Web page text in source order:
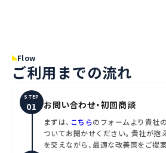
Flow
ご利用までの流れ
STEP
お問い合わせ・初回商談
まずは、 こちらのフォームより貴社
ついてお聞かせください。貴社が抱
を交えながら、最適な改善策をご提